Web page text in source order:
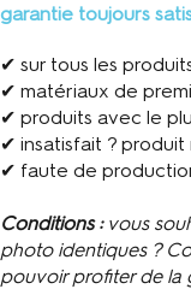
garantie toujours
✔ sur tous les
✔ matériaux de
✔ produits avec le
✔ insatisfait ?
✔ faute de
Conditions : vous
photo identiques ?
pouvoir profiter de la